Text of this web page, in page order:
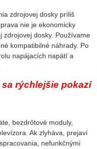
zdrojovej dosky príliš
nie je ekonomicky
zdrojovej dosky. Používame
kompatibilné náhrady. Po
napájacích napätí a
rýchlejšie pokazí
bezdrôtové moduly,
Ak zlyháva, prejaví
nefunkčnými